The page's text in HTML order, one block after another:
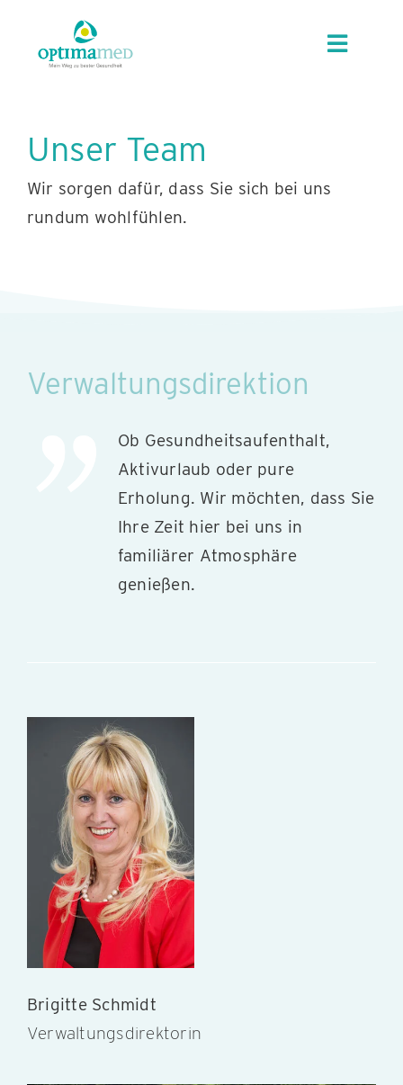
content
Toggle
ANGEBOTE
REGION
Unser Team
Wir sorgen dafür, dass Sie sich bei uns
rundum wohlfühlen.
Verwaltungsdirektion
Ob Gesundheitsaufenthalt,
Aktivurlaub oder pure
Erholung. Wir möchten, dass Sie
Ihre Zeit hier bei uns in
familiärer Atmosphäre
genießen.
Brigitte Schmidt
Verwaltungsdirektorin